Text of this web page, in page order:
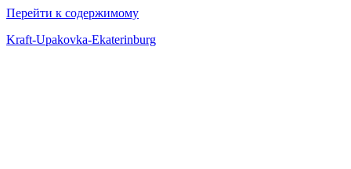
Перейти к содержимому
Kraft-Upakovka-Ekaterinburg